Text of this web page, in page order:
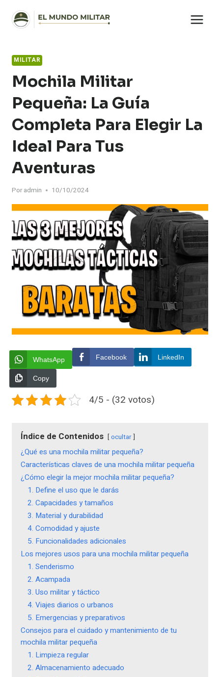
contenido
MILITAR
Mochila Militar
Pequeña: La Guía
Completa Para Elegir La
Ideal Para Tus
Aventuras
Por admin 10/10/2024
WhatsApp Facebook LinkedIn
Copy
4/5 - (32 votos)
Índice de Contenidos ocultar
¿Qué es una mochila militar pequeña?
Características claves de una mochila militar pequeña
¿Cómo elegir la mejor mochila militar pequeña?
1. Define el uso que le darás
2. Capacidades y tamaños
3. Material y durabilidad
4. Comodidad y ajuste
5. Funcionalidades adicionales
Los mejores usos para una mochila militar pequeña
1. Senderismo
2. Acampada
3. Uso militar y táctico
4. Viajes diarios o urbanos
5. Emergencias y preparativos
Consejos para el cuidado y mantenimiento de tu
mochila militar pequeña
1. Limpieza regular
2. Almacenamiento adecuado